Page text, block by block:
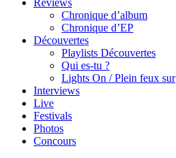
Reviews
Chronique d’album
Chronique d’EP
Découvertes
Playlists Découvertes
Qui es-tu ?
Lights On / Plein feux sur
Interviews
Live
Festivals
Photos
Concours